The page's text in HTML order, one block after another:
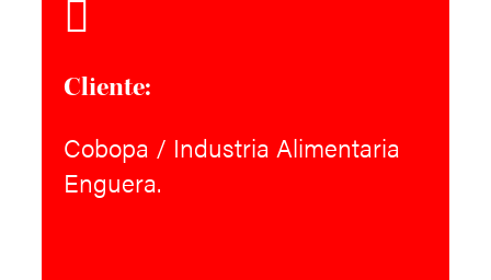
Cliente:
Cobopa / Industria Alimentaria
Enguera.